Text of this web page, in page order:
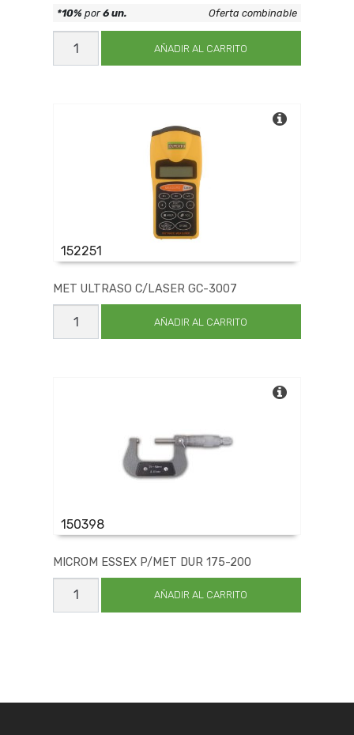
CALIB
DIGITAL
EXPER
AÑADIR AL CARRITO
*10% por6 un. Oferta combinable
152251
MET ULTRASO C/LASER GC-3007
MET
ULTRASO
C/LASER
AÑADIR AL CARRITO
150398
MICROM ESSEX P/MET DUR 175-200
MICROM
ESSEX
P/MET
AÑADIR AL CARRITO